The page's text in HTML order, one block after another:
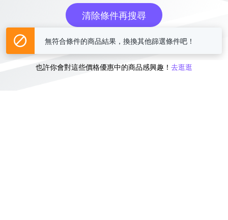
清除條件再搜尋
或
也許你會對這些價格優惠中的商品感興趣！ 去逛逛
無符合條件的商品結果，換換其他篩選條件吧！